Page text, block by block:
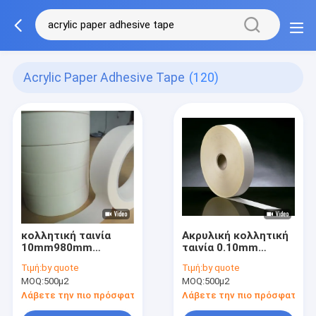
Acrylic Paper Adhesive Tape (120)
κολλητική ταινία
10mm980mm
ακρυλική Aramid
Τιμή:by quote
MOQ:500μ2
Λάβετε την πιο πρόσφατη τιμή
Ακρυλική κολλητική
ταινία 0.10mm
εγγράφου Aramid
Τιμή:by quote
MOQ:500μ2
Λάβετε την πιο πρόσφατη